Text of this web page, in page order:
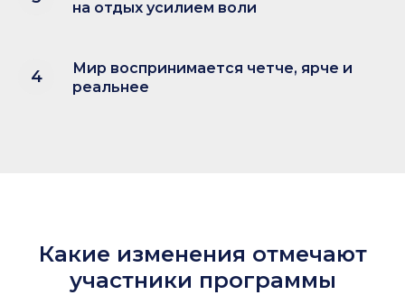
на отдых усилием воли
Мир воспринимается четче, ярче и
реальнее
Какие изменения отмечают
участники программы